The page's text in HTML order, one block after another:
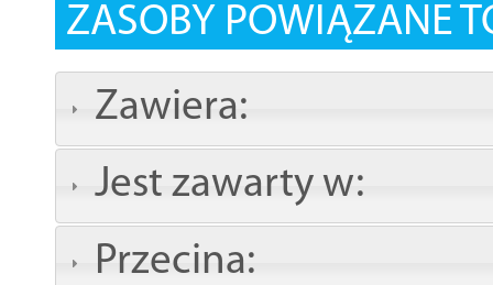
ZASOBY POWIĄZANE
Zawiera:
Jest zawarty w:
Przecina: